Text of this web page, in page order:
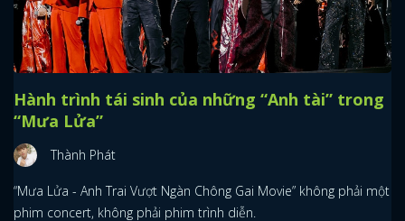
Hành trình tái sinh của những “Anh tài” trong
“Mưa Lửa”
Thành Phát
“Mưa Lửa - Anh Trai Vượt Ngàn Chông Gai Movie” không phải một
phim concert, không phải phim trình diễn.